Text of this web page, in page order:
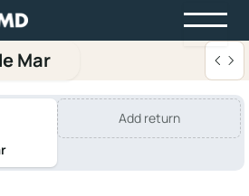
Mar
Add return